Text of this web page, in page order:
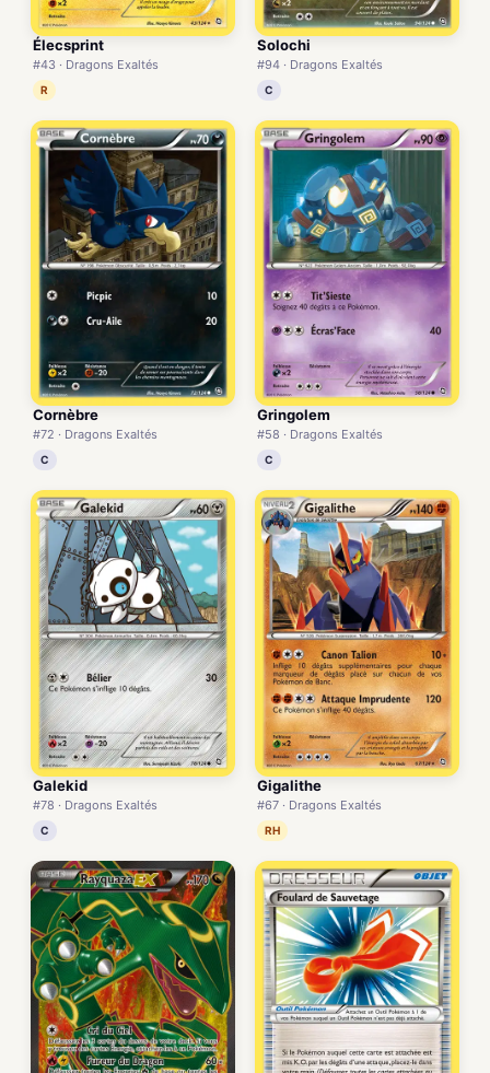
Élecsprint
#43 · Dragons Exaltés
R
Solochi
#94 · Dragons Exaltés
C
Cornèbre
#72 · Dragons Exaltés
C
Gringolem
#58 · Dragons Exaltés
C
Galekid
#78 · Dragons Exaltés
C
Gigalithe
#67 · Dragons Exaltés
RH